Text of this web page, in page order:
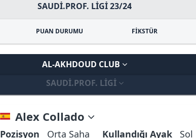
SAUDI.PROF. LIGI 23/24
PUAN DURUMU FİKSTÜR
AL-AKHDOUD CLUB
SAUDI.PROF. LIGI
Alex Collado
Pozisyon Orta Saha Kullandığı Ayak Sol